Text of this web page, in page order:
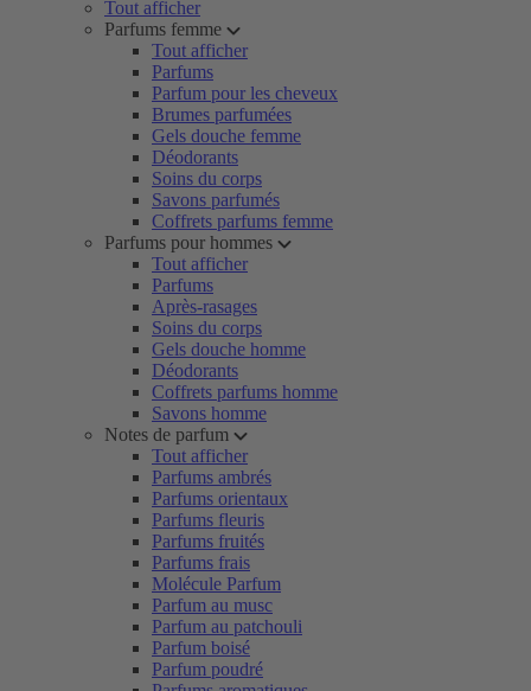
Tout afficher
Parfums femme
Tout afficher
Parfums
Parfum pour les cheveux
Brumes parfumées
Gels douche femme
Déodorants
Soins du corps
Savons parfumés
Coffrets parfums femme
Parfums pour hommes
Tout afficher
Parfums
Après-rasages
Soins du corps
Gels douche homme
Déodorants
Coffrets parfums homme
Savons homme
Notes de parfum
Tout afficher
Parfums ambrés
Parfums orientaux
Parfums fleuris
Parfums fruités
Parfums frais
Molécule Parfum
Parfum au musc
Parfum au patchouli
Parfum boisé
Parfum poudré